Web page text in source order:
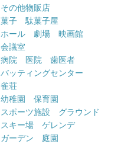
その他物販店
菓子 駄菓子屋
ホール 劇場 映画館
会議室
病院 医院 歯医者
バッティングセンター
雀荘
幼稚園 保育園
スポーツ施設 グラウンド
スキー場 ゲレンデ
ガーデン 庭園